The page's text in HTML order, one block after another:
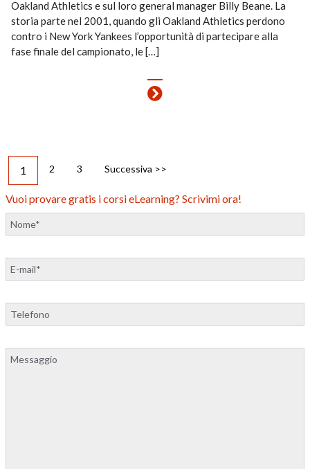
Oakland Athletics e sul loro general manager Billy Beane. La
storia parte nel 2001, quando gli Oakland Athletics perdono
contro i New York Yankees l’opportunità di partecipare alla
fase finale del campionato, le […]
1 2 3 Successiva >>
Vuoi provare gratis i corsi eLearning? Scrivimi ora!